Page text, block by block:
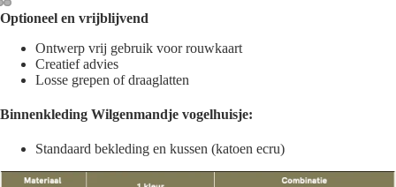
openen
volledig
scherm
openen
volledig
scherm
openen
volledig
scherm
Optioneel en vrijblijvend
Ontwerp vrij gebruik voor rouwkaart
Creatief advies
Losse grepen of draaglatten
Binnenkleding Wilgenmandje vogelhuisje:
Standaard bekleding en kussen (katoen ecru)